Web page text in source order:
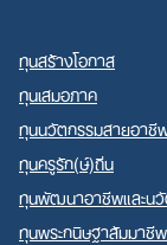
ทุนสร้างโอกาส
ทุนเสมอภาค
ทุนนวัตกรรมสายอาชี
ทุนครูรัก(ษ์)ถิ่น
ทุนพัฒนาอาชีพและนวั
ทุนพระกนิษฐาสัมมาชีพ